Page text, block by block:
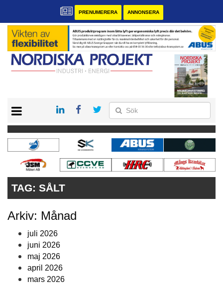
PRENUMERERA ANNONSERA
KONTAKT
VÅRA ANDRA MAGASIN
PRENUMERERA
ANNONSERA
TAG: SÅLT
Arkiv: Månad
juli 2026
juni 2026
maj 2026
april 2026
mars 2026